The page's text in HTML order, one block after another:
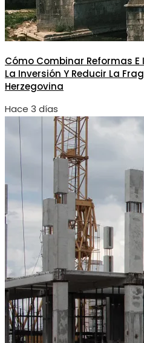
Cómo Combinar Reformas
La Inversión Y Reducir La
Herzegovina
Hace 3 días